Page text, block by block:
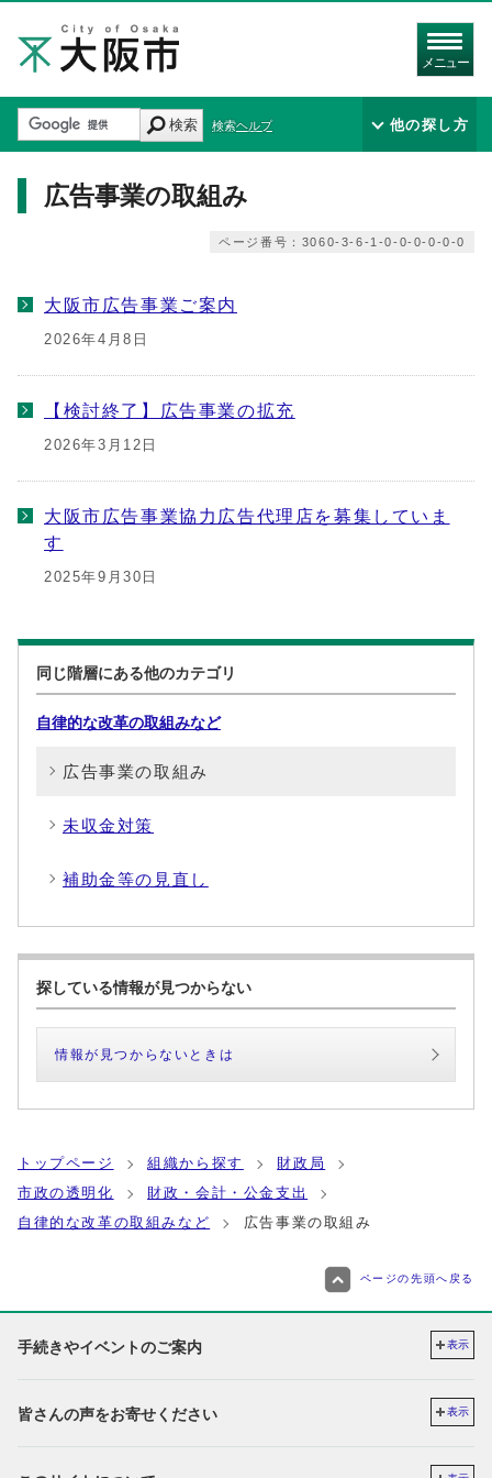
メニュー
検索 検索ヘルプ 他の探し方
広告事業の取組み
ページ番号：3060-3-6-1-0-0-0-0-0-0
大阪市広告事業ご案内
2026年4月8日
【検討終了】広告事業の拡充
2026年3月12日
大阪市広告事業協力広告代理店を募集していま
す
2025年9月30日
同じ階層にある他のカテゴリ
自律的な改革の取組みなど
広告事業の取組み
未収金対策
補助金等の見直し
探している情報が見つからない
情報が見つからないときは
トップページ 組織から探す
財政局
市政の透明化
財政・会計・公金支出
自律的な改革の取組みなど
広告事業の取組み
ページの先頭へ戻る
手続きやイベントのご案内 表示
皆さんの声をお寄せください 表示